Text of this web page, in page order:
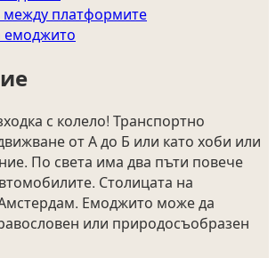
между платформите
емоджито
с колело! Транспортно
от А до Б или като хоби или
По света има два пъти повече
Столицата на
Емоджито може да
или природосъобразен